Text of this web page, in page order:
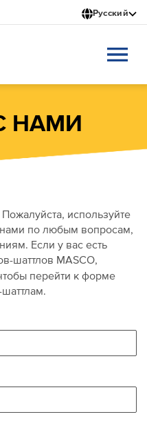
Русский
НАМИ
используйте
нами по любым вопросам,
Если у вас есть
шаттлов MASCO,
перейти к форме